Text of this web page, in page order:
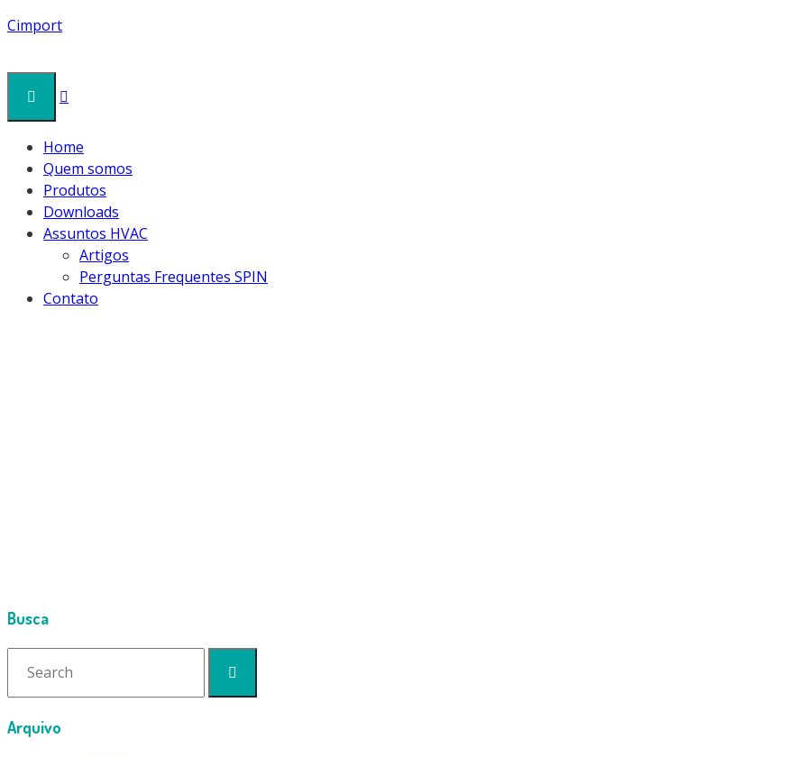
Cimport
Home
Quem somos
Produtos
Downloads
Assuntos HVAC
Artigos
Perguntas Frequentes SPIN
Contato
Busca
for:
Arquivo